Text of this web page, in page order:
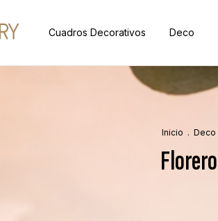
Cuadros Decorativos Deco
Inicio . Deco